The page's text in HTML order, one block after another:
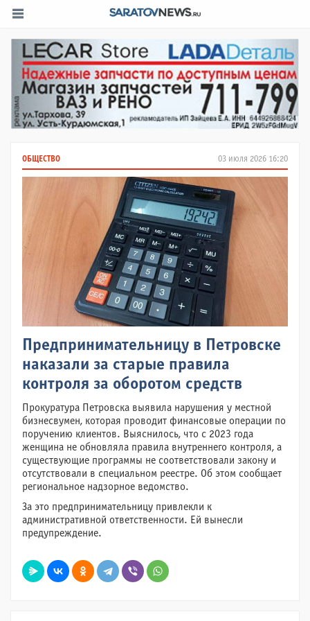
03 июля 2026 16:20
ОБЩЕСТВО
Предпринимательницу в Петровске
наказали за старые правила
контроля за оборотом средств
Прокуратура Петровска выявила нарушения у местной
бизнесвумен, которая проводит финансовые операции по
поручению клиентов. Выяснилось, что с 2023 года
женщина не обновляла правила внутреннего контроля, а
существующие программы не соответствовали закону и
отсутствовали в специальном реестре. Об этом сообщает
региональное надзорное ведомство.
За это предпринимательницу привлекли к
административной ответственности. Ей вынесли
предупреждение.